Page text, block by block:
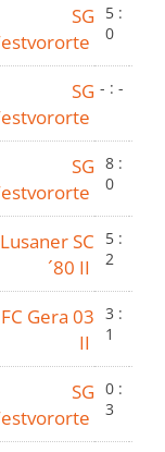
SG
5 :
0
SG - : -
SG 8 :
0
Lusaner SC
´80 II
5 :
2
Gera 03
II
3 :
1
SG 0 :
3